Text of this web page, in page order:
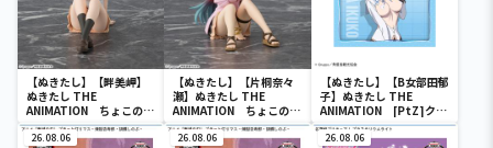
【ぬきたし】【畔美岬】
ぬきたし THE
ANIMATION ちょこの
せ [PM]フィギュア“畔
美岬”
【ぬきたし】【片桐奈々
瀬】ぬきたし THE
ANIMATION ちょこの
せ [PM]フィギュア“片
桐奈々瀬”
【ぬきたし】【B女部田郁
子】ぬきたし THE
ANIMATION [PtZ]クッ
ションVol.3
26.08.06 26.08.06 26.08.06